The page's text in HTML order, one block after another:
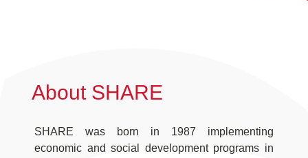
About SHARE
SHARE was born in 1987 implementing
economic and social development programs in